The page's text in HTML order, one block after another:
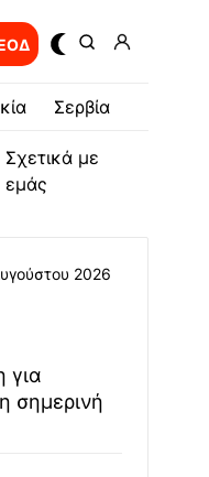
Σερβία
Σχετικά με
εμάς
2026
για
σημερινή